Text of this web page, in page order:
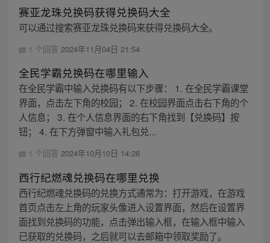
赛亚龙珠兑换码获得兑换码大全
可以通过搜索赛亚龙珠兑换码来获得兑换码大全。
1 个回答 2024年11月04日 21:54
全民学霸兑换码在哪里输入
在全民学霸中输入兑换码有以下步骤： 1. 在全民学霸课堂
界面，点击左下角的校园； 2. 在校园界面点击右下角的个
人信息； 3. 在个人信息界面的右下角找到【兑换码】按
钮； 4. 在下方弹窗中输入礼包兑...
1 个回答 2024年10月10日 14:26
西行纪燃魂兑换码在哪里兑换
西行纪燃魂兑换码的兑换方式通常为：打开游戏，在游戏
首页点击左上角的玩家头像进入设置界面，然后在设置界
面找到兑换码的功能，点击弹出输入框，在输入框中输入
已获取的兑换码，之后就可以去邮箱中领取奖励了。